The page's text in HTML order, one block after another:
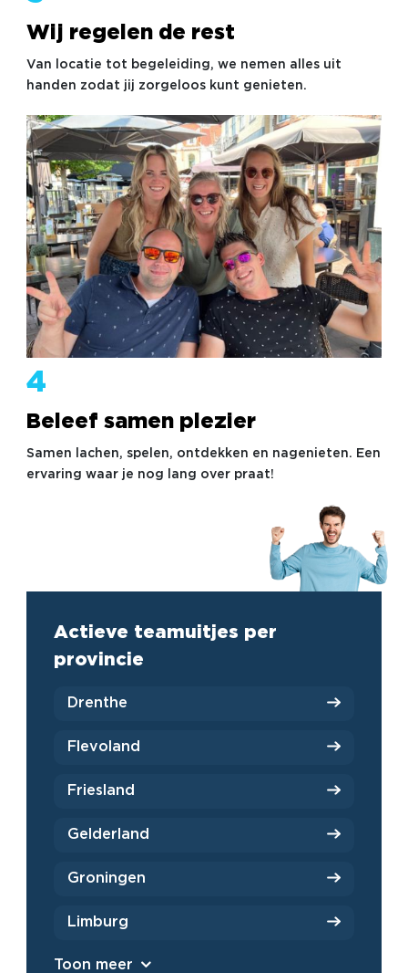
Wij regelen de rest
Van locatie tot begeleiding, we nemen alles uit
handen zodat jij zorgeloos kunt genieten.
4
Beleef samen plezier
Samen lachen, spelen, ontdekken en nagenieten. Een
ervaring waar je nog lang over praat!
Actieve teamuitjes per
provincie
Drenthe
Flevoland
Friesland
Gelderland
Groningen
Limburg
Toon meer